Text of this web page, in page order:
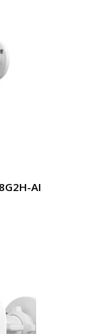
AI